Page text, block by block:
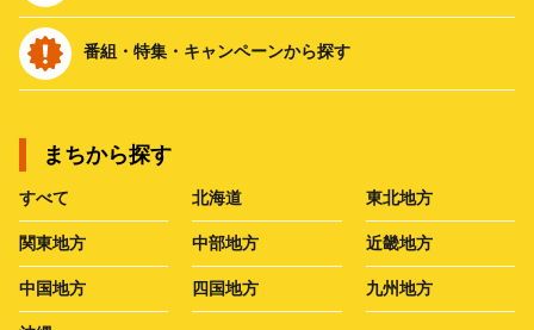
番組・特集・キャンペーンから探す
まちから探す
すべて 北海道 東北地方
関東地方 中部地方 近畿地方
中国地方 四国地方 九州地方